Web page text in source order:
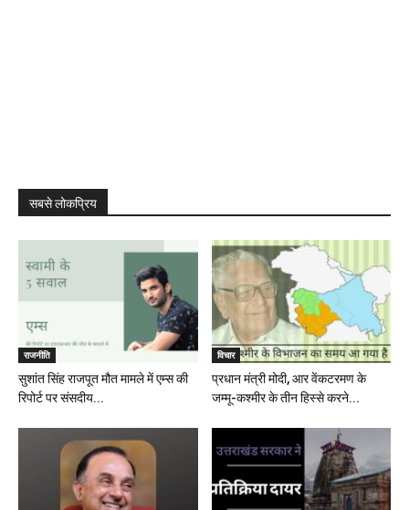
सबसे लोकप्रिय
राजनीति
सुशांत सिंह राजपूत मौत मामले में एम्स की
रिपोर्ट पर संसदीय...
विचार
प्रधान मंत्री मोदी, आर वेंकटरमण के
जम्मू-कश्मीर के तीन हिस्से करने...